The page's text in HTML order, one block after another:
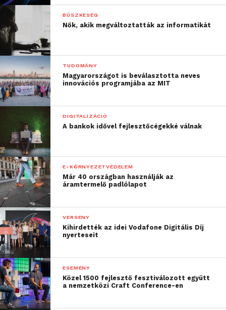
BÜSZKESÉG
Nők, akik megváltoztatták az informatikát
TUDOMÁNY
Magyarországot is beválasztotta neves
innovációs programjába az MIT
DIGITALIZÁCIÓ
A bankok idővel fejlesztőcégekké válnak
E-KÖRNYEZETVÉDELEM
Már 40 országban használják az
áramtermelő padlólapot
VERSENY
Kihirdették az idei Vodafone Digitális Díj
nyerteseit
ESEMÉNY
Közel 1500 fejlesztő fesztiválozott együtt
a nemzetközi Craft Conference-en